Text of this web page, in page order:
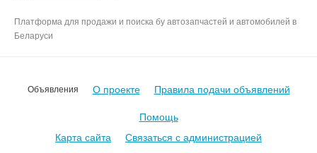
Платформа для продажи и поиска бу автозапчастей и автомобилей в
Беларуси
Объявления О проекте
Правила подачи объявлений
Помощь
Карта сайта
Связаться с администрацией